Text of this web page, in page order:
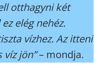
otthagyni két
elég nehéz.
vízhez. Az itteni
jön”– mondja.